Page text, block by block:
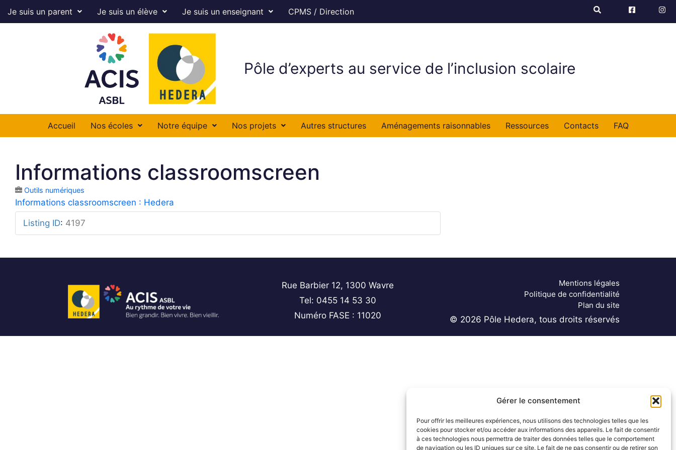
Gérer le consentement
Pour offrir les meilleures expériences, nous utilisons des technologies telles que les
cookies pour stocker et/ou accéder aux informations des appareils. Le fait de consentir
à ces technologies nous permettra de traiter des données telles que le comportement
de navigation ou les ID uniques sur ce site. Le fait de ne pas consentir ou de retirer son
Je suis un parent Je suis un élève Je suis un enseignant CPMS / Direction
Pôle d’experts au service de l’inclusion scolaire
Accueil Nos écoles Notre équipe Nos projets Autres structures Aménagements raisonnables Ressources Contacts FAQ
Informations classroomscreen
Outils numériques
Informations classroomscreen : Hedera
Listing ID: 4197
Rue Barbier 12, 1300 Wavre
Tel: 0455 14 53 30
Numéro FASE : 11020
Mentions légales
Politique de confidentialité
Plan du site
© 2026 Pôle Hedera, tous droits réservés